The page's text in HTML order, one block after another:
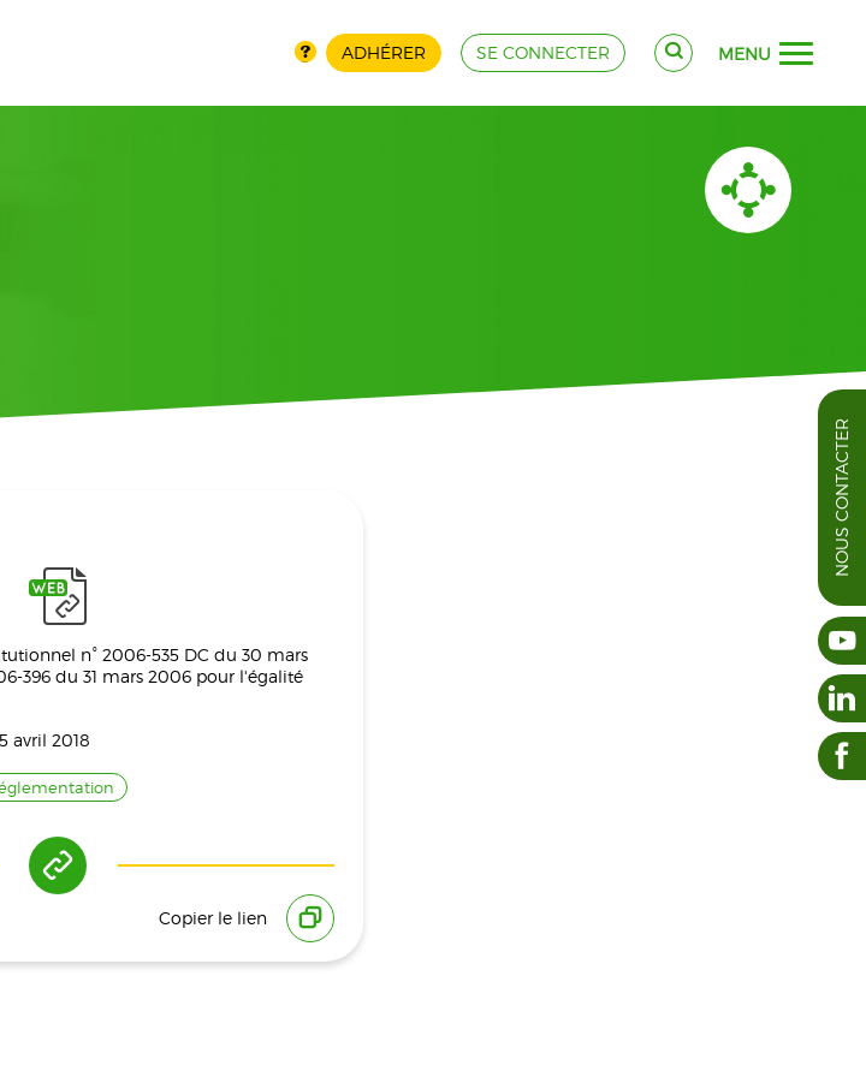
ADHÉRER SE CONNECTER MENU
n° 2006-535 DC du 30 mars
396 du 31 mars 2006 pour l'égalité
avril 2018
Copier le lien
NOUS CONTACTER